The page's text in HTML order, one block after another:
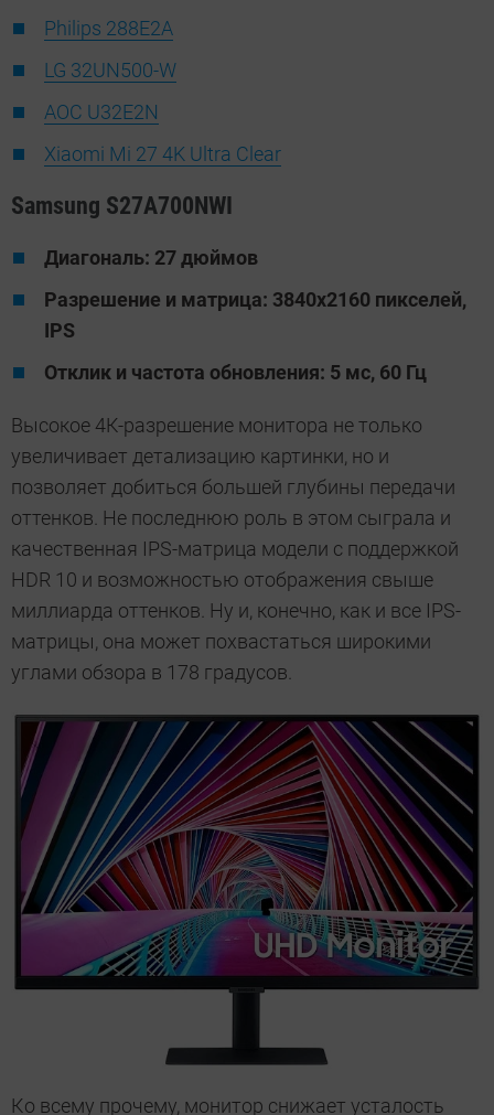
Philips 288E2A
LG 32UN500-W
AOC U32E2N
Xiaomi Mi 27 4K Ultra Clear
Samsung S27A700NWI
Диагональ: 27 дюймов
Разрешение и матрица: 3840x2160 пикселей,
IPS
Отклик и частота обновления: 5 мс, 60 Гц
Высокое 4К-разрешение монитора не только
увеличивает детализацию картинки, но и
позволяет добиться большей глубины передачи
оттенков. Не последнюю роль в этом сыграла и
качественная IPS-матрица модели с поддержкой
HDR 10 и возможностью отображения свыше
миллиарда оттенков. Ну и, конечно, как и все IPS-
матрицы, она может похвастаться широкими
углами обзора в 178 градусов.
Ко всему прочему, монитор снижает усталость